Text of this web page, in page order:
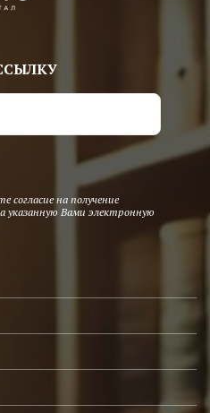
согласие на получение
указанную Вами электронную